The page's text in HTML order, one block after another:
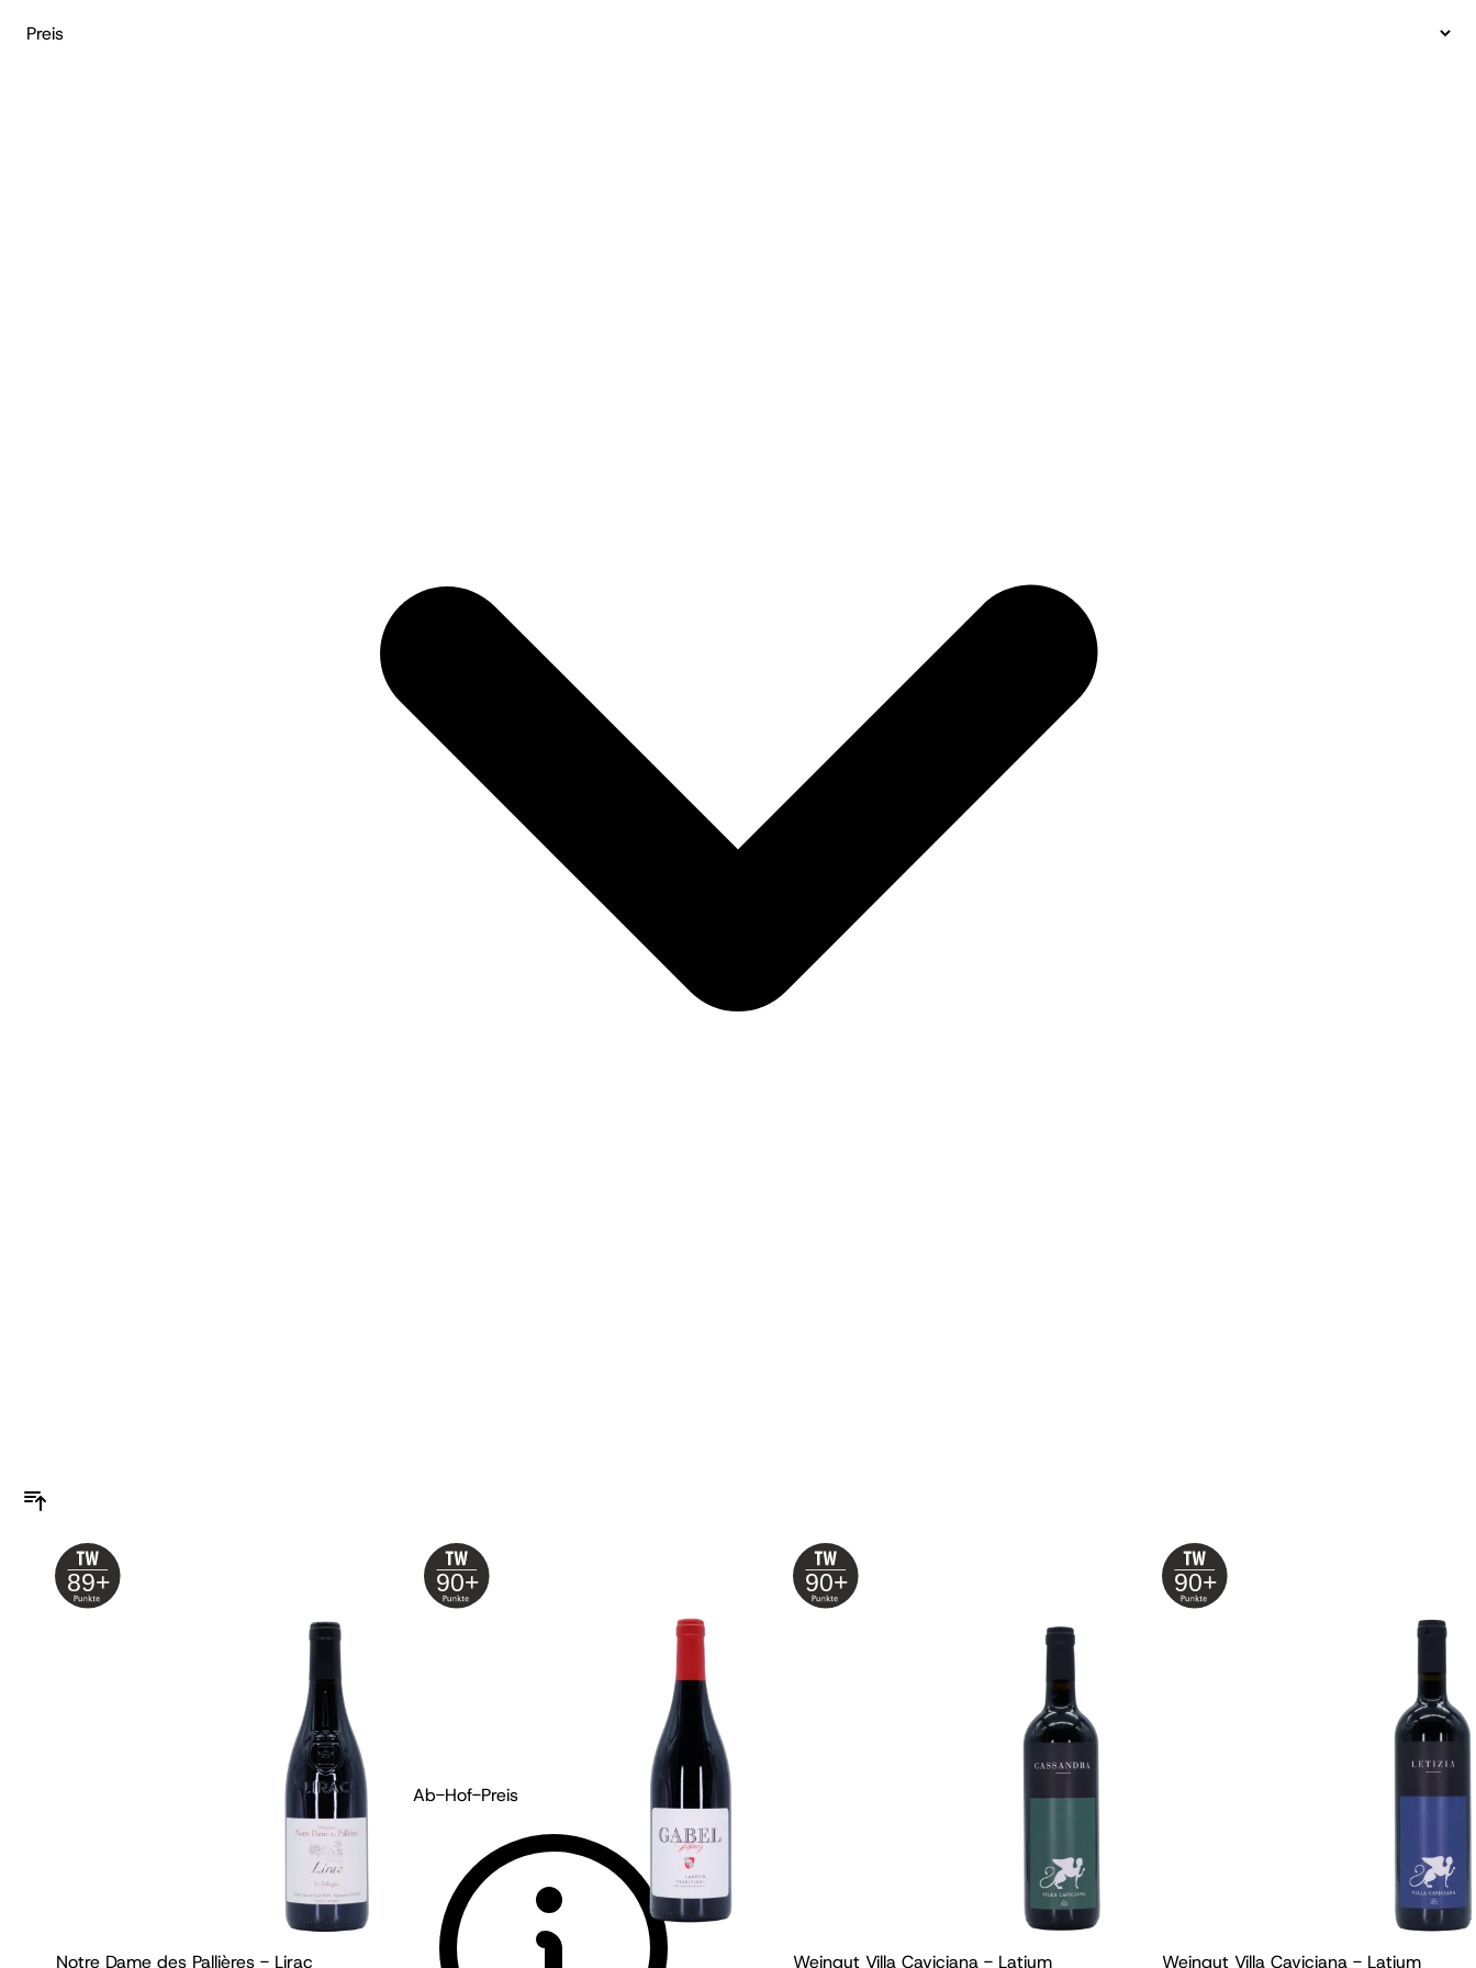
89+
Notre Dame des Pallières - Lirac
90+
Weingut Gabel - Pfalz
2022
Ab-Hof-Preis
90+
Weingut Villa Caviciana - Latium
90+
Weingut Villa Caviciana - Latium